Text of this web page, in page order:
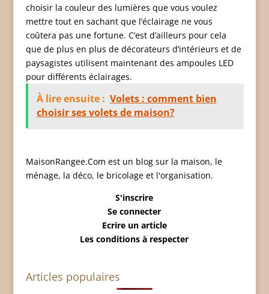
choisir la couleur des lumières que vous voulez
mettre tout en sachant que l’éclairage ne vous
coûtera pas une fortune. C’est d’ailleurs pour cela
que de plus en plus de décorateurs d’intérieurs et de
paysagistes utilisent maintenant des ampoules LED
pour différents éclairages.
À lire ensuite : Volets : comment bien
choisir ses volets de maison?
MaisonRangee.Com est un blog sur la maison, le
ménage, la déco, le bricolage et l'organisation.
S'inscrire
Se connecter
Ecrire un article
Les conditions à respecter
Articles populaires